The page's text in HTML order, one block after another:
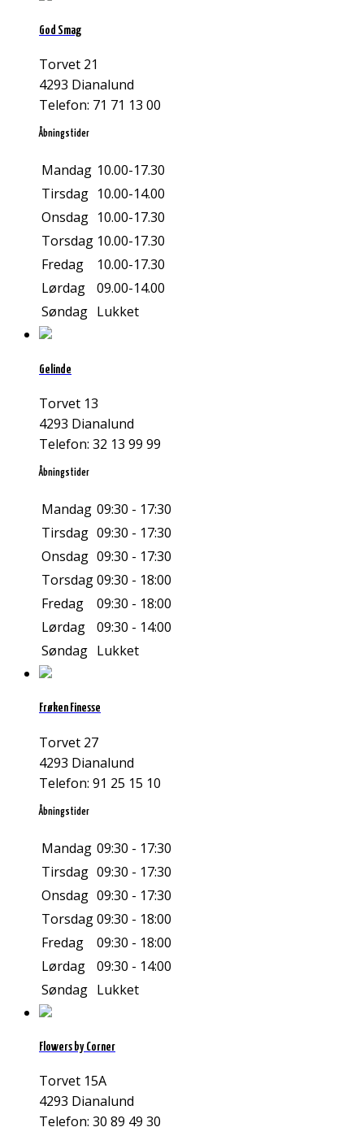
God Smag
Torvet 21
4293 Dianalund
Telefon: 71 71 13 00
Åbningstider
Mandag 10.00-17.30
Tirsdag 10.00-14.00
Onsdag 10.00-17.30
Torsdag 10.00-17.30
Fredag
10.00-17.30
Lørdag
09.00-14.00
Søndag Lukket
Gelinde
Torvet 13
4293 Dianalund
Telefon: 32 13 99 99
Åbningstider
Mandag 09:30 - 17:30
Tirsdag 09:30 - 17:30
Onsdag 09:30 - 17:30
Torsdag09:30 - 18:00
Fredag
09:30 - 18:00
Lørdag
09:30 - 14:00
Søndag Lukket
Frøken Finesse
Torvet 27
4293 Dianalund
Telefon: 91 25 15 10
Åbningstider
Mandag 09:30 - 17:30
Tirsdag 09:30 - 17:30
Onsdag 09:30 - 17:30
Torsdag09:30 - 18:00
Fredag
09:30 - 18:00
Lørdag
09:30 - 14:00
Søndag Lukket
Flowers by Corner
Torvet 15A
4293 Dianalund
Telefon: 30 89 49 30